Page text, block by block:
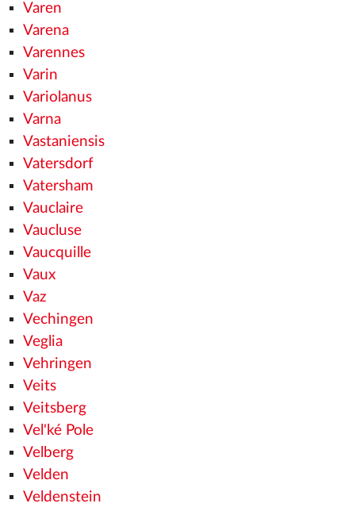
Varen
Varena
Varennes
Varin
Variolanus
Varna
Vastaniensis
Vatersdorf
Vatersham
Vauclaire
Vaucluse
Vaucquille
Vaux
Vaz
Vechingen
Veglia
Vehringen
Veits
Veitsberg
Vel'ké Pole
Velberg
Velden
Veldenstein